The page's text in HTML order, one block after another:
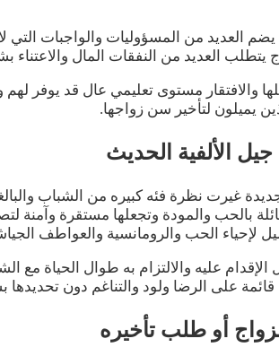
العديد من المسؤوليات والواجبات التي
يتطلب العديد من النفقات المال والاعتناء
والافتقار مستوى تعليمي عال قد يوفر
يميلون لتأخير سن زواجها.
غيرت نظرة فئه كبيره من الشباب
بالحب والمودة وتجعلها مستقرة وآمنة
لإحياء الحب والرومانسية والعواطف
عليه والالتزام به طوال الحياة مع
قائمة على الرضا ولود والتناغم دون